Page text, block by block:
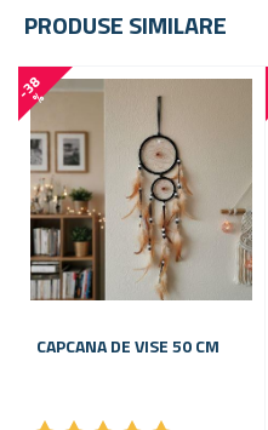
PRODUSE SIMILARE
-
3
8
%
CAPCANA DE VISE 50 CM